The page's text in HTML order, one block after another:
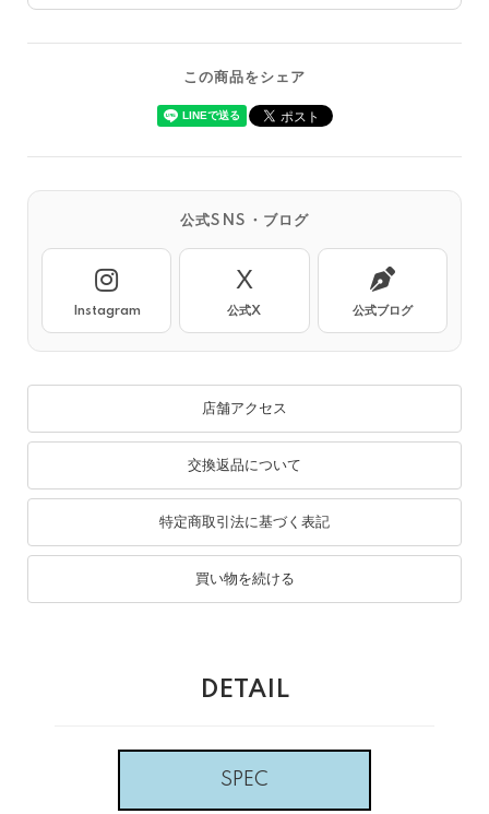
この商品をシェア
公式SNS・ブログ
Instagram
X
公式X 公式ブログ
店舗アクセス
交換返品について
特定商取引法に基づく表記
買い物を続ける
DETAIL
SPEC